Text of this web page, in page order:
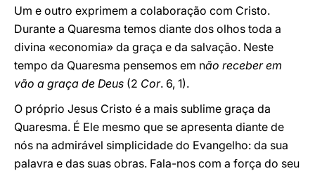
Um e outro exprimem a colaboração com Cristo.
Durante a Quaresma temos diante dos olhos toda a
divina «economia» da graça e da salvação. Neste
tempo da Quaresma pensemos em não receber em
vão a graça de Deus (2 Cor. 6, 1).
O próprio Jesus Cristo é a mais sublime graça da
Quaresma. É Ele mesmo que se apresenta diante de
nós na admirável simplicidade do Evangelho: da sua
palavra e das suas obras. Fala-nos com a força do seu